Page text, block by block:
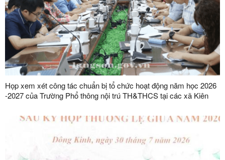
Họp xem xét công tác chuẩn bị tổ chức hoạt động năm học 2026
-2027 của Trường Phổ thông nội trú TH&THCS tại các xã Kiên